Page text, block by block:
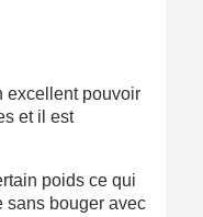
des bons d'achat
commande
Métropolitaine
jours
commande
excellent pouvoir
et il est
poids ce qui
sans bouger avec